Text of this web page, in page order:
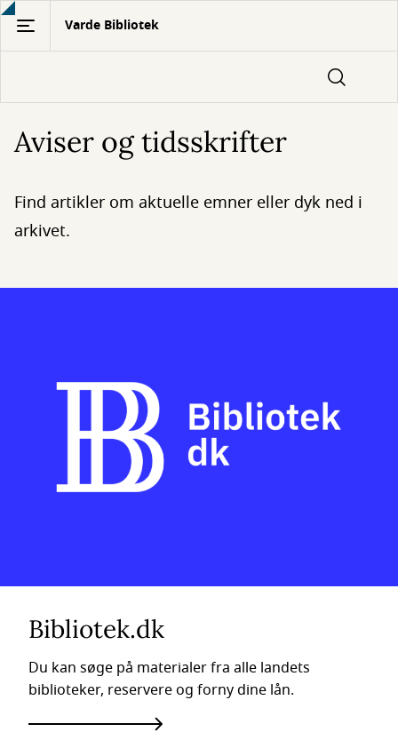
Gå
hovedindhold
Varde Bibliotek
Aviser og tidsskrifter
Find artikler om aktuelle emner eller dyk ned i
arkivet.
Bibliotek.dk
Du kan søge på materialer fra alle landets
biblioteker, reservere og forny dine lån.